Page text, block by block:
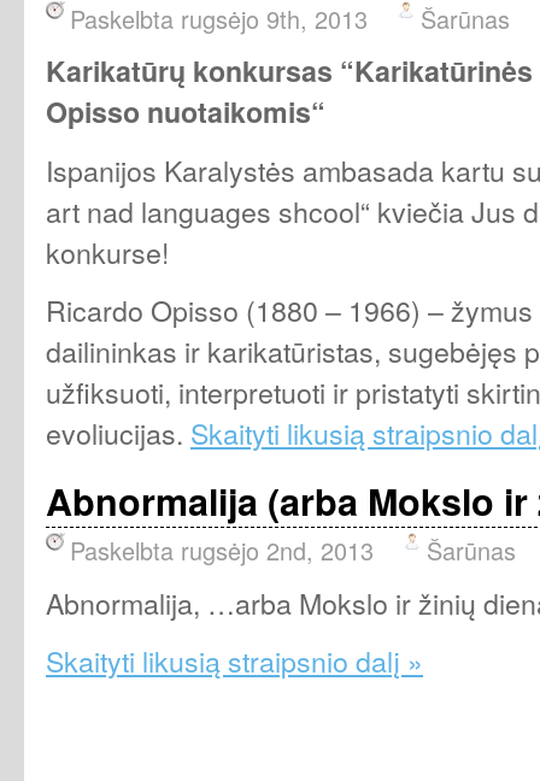
Paskelbta rugsėjo 9th, 2013 Šarūnas
Karikatūrų konkursas
Opisso nuotaikomis“
Ispanijos Karalystės ambasada kartu
art nad languages shcool“ kviečia Jus
konkurse!
Ricardo Opisso (1880 – 1966) –
dailininkas ir karikatūristas, sugebėjęs
užfiksuoti, interpretuoti ir pristatyti
evoliucijas. Skaityti likusią straipsnio
Abnormalija (arba Mokslo
Paskelbta rugsėjo 2nd, 2013 Šarūnas
Abnormalija, …arba Mokslo ir žinių
Skaityti likusią straipsnio dalį »